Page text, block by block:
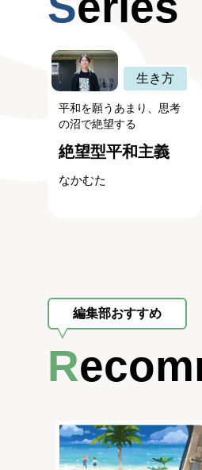
生き方
平和を願うあまり、思考
の沼で絶望する
絶望型平和主義
なかむた
編集部おすすめ